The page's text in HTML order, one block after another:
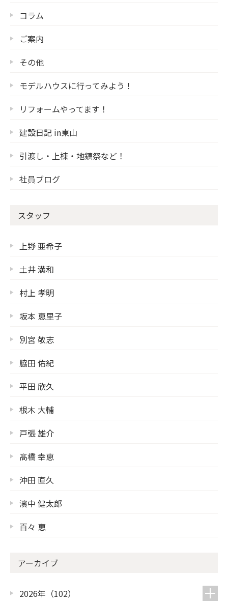
コラム
ご案内
その他
モデルハウスに行ってみよう！
リフォームやってます！
建設日記 in東山
引渡し・上棟・地鎮祭など！
社員ブログ
スタッフ
上野 亜希子
土井 満和
村上 孝明
坂本 恵里子
別宮 敬志
脇田 佑紀
平田 欣久
根木 大輔
戸張 雄介
髙橋 幸恵
沖田 直久
濱中 健太郎
百々 恵
アーカイブ
2026年（102）